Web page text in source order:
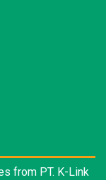
from PT. K-Link